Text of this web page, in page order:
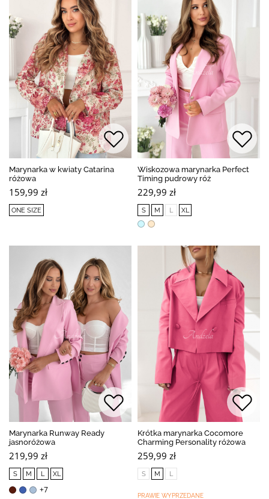
Marynarka w kwiaty Catarina
różowa
159,99 zł
ONE SIZE
Wiskozowa marynarka Perfect
Timing pudrowy róż
229,99 zł
S M L XL
Marynarka Runway Ready
jasnoróżowa
219,99 zł
S M L XL
+7
Krótka marynarka Cocomore
Charming Personality różowa
259,99 zł
S M L
PRAWIE WYPRZEDANE